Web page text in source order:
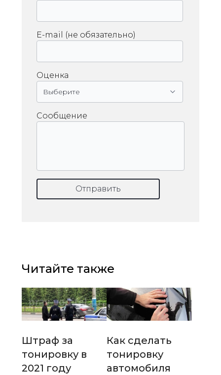
E-mail (не обязательно)
Оценка
Сообщение
Отправить
Читайте также
Штраф за
тонировку в
2021 году
Как сделать
тонировку
автомобиля